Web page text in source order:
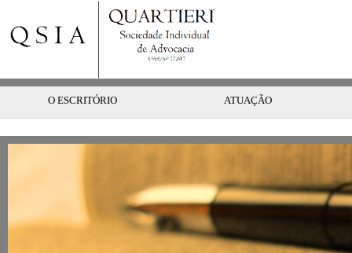
O ESCRITÓRIO ATUAÇÃO